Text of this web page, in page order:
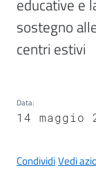
p
p
u
i
S
f
educative e
sostegno
Data:
14 maggio
CondividiVedi